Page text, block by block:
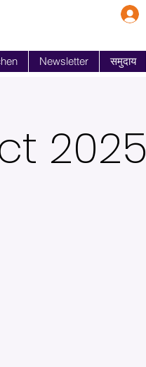
Newsletter समुदाय
2025